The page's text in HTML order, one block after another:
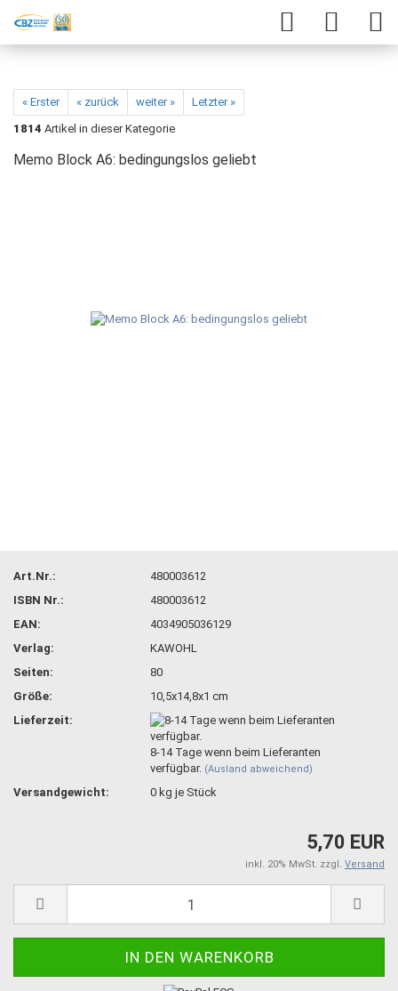
« Erster « zurück weiter »
Letzter »
1814 Artikel in dieser Kategorie
Memo Block A6: bedingungslos geliebt
Art.Nr.:
480003612
ISBN Nr.:
480003612
EAN:
4034905036129
Verlag:
KAWOHL
Seiten:
80
Größe:
10,5x14,8x1 cm
Lieferzeit:
8-14 Tage wenn beim Lieferanten
verfügbar. (Ausland abweichend)
Versandgewicht: 0 kg je Stück
5,70 EUR
inkl. 20% MwSt. zzgl. Versand